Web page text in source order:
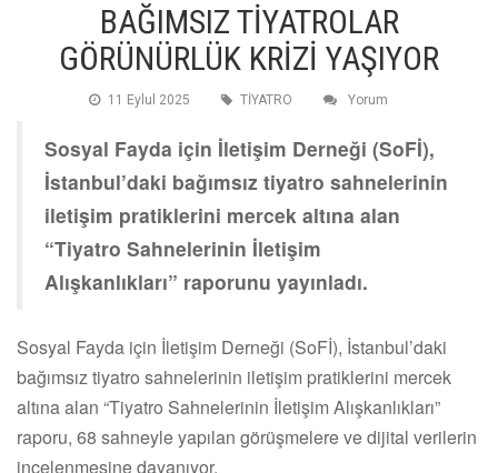
BAĞIMSIZ TİYATROLAR
GÖRÜNÜRLÜK KRİZİ YAŞIYOR
11 Eylul 2025 TİYATRO Yorum
Sosyal Fayda için İletişim Derneği (SoFİ),
İstanbul’daki bağımsız tiyatro sahnelerinin
iletişim pratiklerini mercek altına alan
“Tiyatro Sahnelerinin İletişim
Alışkanlıkları” raporunu yayınladı.
Sosyal Fayda için İletişim Derneği (SoFİ), İstanbul’daki
bağımsız tiyatro sahnelerinin iletişim pratiklerini mercek
altına alan “Tiyatro Sahnelerinin İletişim Alışkanlıkları”
raporu, 68 sahneyle yapılan görüşmelere ve dijital verilerin
incelenmesine dayanıyor.